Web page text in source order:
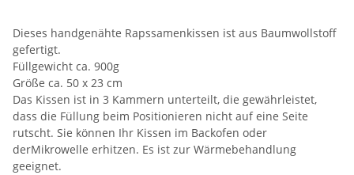
Dieses handgenähte Rapssamenkissen ist aus Baumwollstoff
gefertigt.
Füllgewicht ca. 900g
Größe ca. 50 x 23 cm
Das Kissen ist in 3 Kammern unterteilt, die gewährleistet,
dass die Füllung beim Positionieren nicht auf eine Seite
rutscht. Sie können Ihr Kissen im Backofen oder
derMikrowelle erhitzen. Es ist zur Wärmebehandlung
geeignet.